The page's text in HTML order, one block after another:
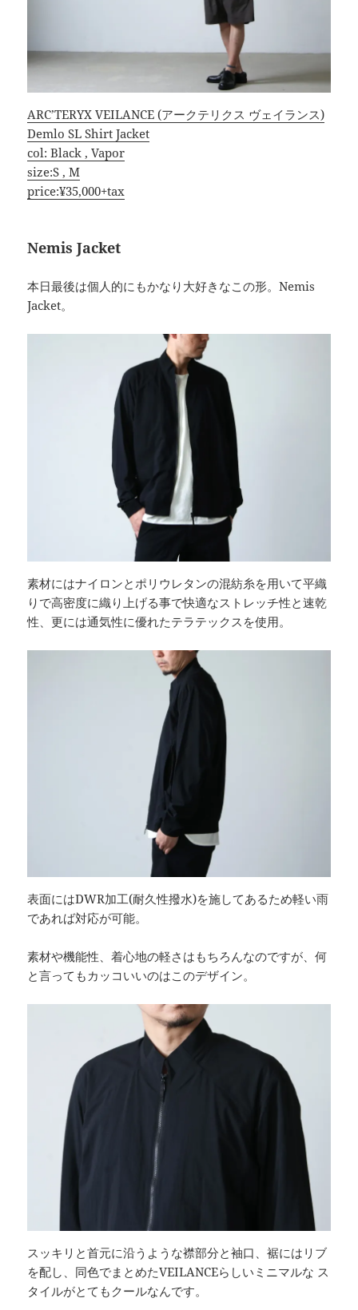
ARC’TERYX VEILANCE (アークテリクス ヴェイランス)
Demlo SL Shirt Jacket
col: Black , Vapor
size:S , M
price:¥35,000+tax
Nemis Jacket
本日最後は個人的にもかなり大好きなこの形。Nemis
Jacket。
素材にはナイロンとポリウレタンの混紡糸を用いて平織
りで高密度に織り上げる事で快適なストレッチ性と速乾
性、更には通気性に優れたテラテックスを使用。
表面にはDWR加工(耐久性撥水)を施してあるため軽い雨
であれば対応が可能。
素材や機能性、着心地の軽さはもちろんなのですが、何
と言ってもカッコいいのはこのデザイン。
スッキリと首元に沿うような襟部分と袖口、裾にはリブ
を配し、同色でまとめたVEILANCEらしいミニマルな ス
タイルがとてもクールなんです。